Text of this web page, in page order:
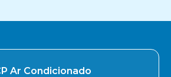
Ar Condicionado